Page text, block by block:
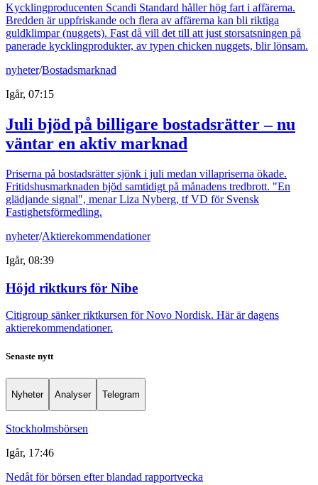
Kycklingproducenten Scandi Standard håller hög fart i affärerna.
Bredden är uppfriskande och flera av affärerna kan bli riktiga
guldklimpar (nuggets). Fast då vill det till att just storsatsningen på
panerade kycklingprodukter, av typen chicken nuggets, blir lönsam.
nyheter/Bostadsmarknad
Igår, 07:15
Juli bjöd på billigare bostadsrätter – nu
väntar en aktiv marknad
Priserna på bostadsrätter sjönk i juli medan villapriserna ökade.
Fritidshusmarknaden bjöd samtidigt på månadens tredbrott. "En
glädjande signal", menar Liza Nyberg, tf VD för Svensk
Fastighetsförmedling.
nyheter/Aktierekommendationer
Igår, 08:39
Höjd riktkurs för Nibe
Citigroup sänker riktkursen för Novo Nordisk. Här är dagens
aktierekommendationer.
Senaste nytt
Nyheter Analyser Telegram
Stockholmsbörsen
Igår, 17:46
Nedåt för börsen efter blandad rapportvecka